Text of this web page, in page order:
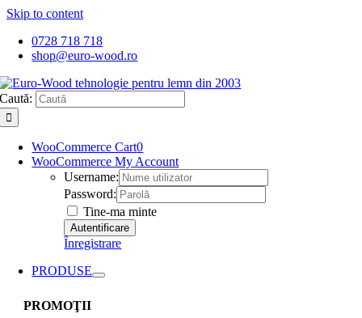
Skip to content
0728 718 718
shop@euro-wood.ro
Caută:
WooCommerce Cart0
WooCommerce My Account
Username:
Password:
Tine-ma minte
Înregistrare
PRODUSE
PROMOŢII